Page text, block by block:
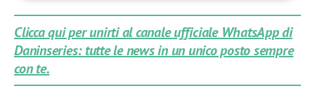
Clicca qui per unirti al canale ufficiale WhatsApp di
Daninseries: tutte le news in un unico posto sempre
con te.